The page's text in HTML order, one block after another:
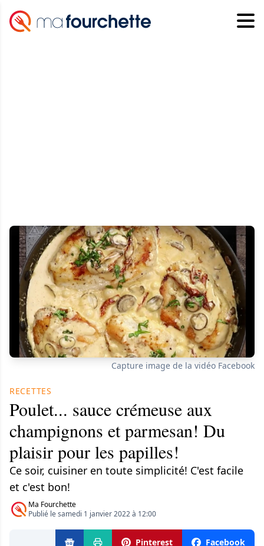
Capture image de la vidéo Facebook
RECETTES
Poulet... sauce crémeuse aux
champignons et parmesan! Du
plaisir pour les papilles!
Ce soir, cuisiner en toute simplicité! C'est facile
et c'est bon!
Ma Fourchette
Publié le samedi 1 janvier 2022 à 12:00
Pinterest Facebook